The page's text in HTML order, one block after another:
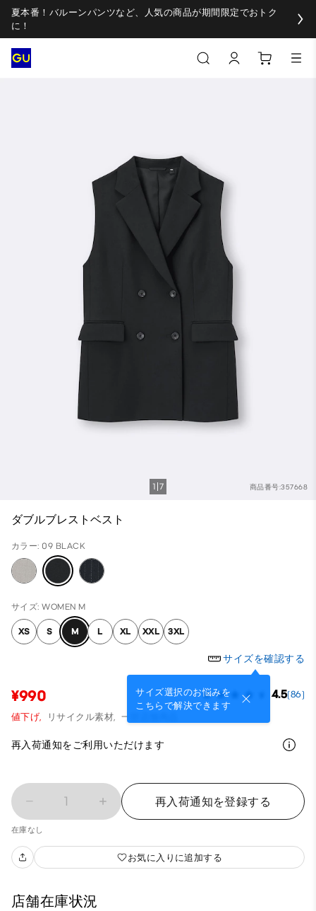
夏本番！バルーンパンツなど、人気の商品が期間限定でおトク
に！
商品番号:357668
1 7
ダブルブレストベスト
カラー: 09 BLACK
サイズ: WOMEN M
XS S M L XL XXL 3XL
サイズを確認する
サイズ選択のお悩みを
こちらで解決できます
¥990 4.5(86)
値下げ, リサイクル素材, 一部店舗商品
再入荷通知をご利用いただけます
1 再入荷通知を登録する
在庫なし
お気に入りに追加する
店舗在庫状況